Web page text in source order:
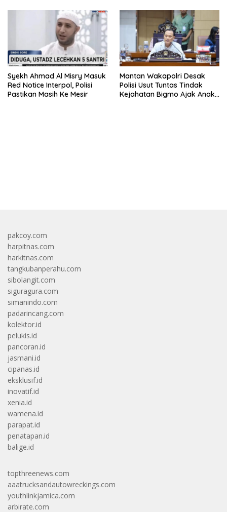
Syekh Ahmad Al Misry Masuk
Red Notice Interpol, Polisi
Pastikan Masih Ke Mesir
Mantan Wakapolri Desak
Polisi Usut Tuntas Tindak
Kejahatan Bigmo Ajak Anak
pakcoy.com
harpitnas.com
harkitnas.com
tangkubanperahu.com
sibolangit.com
siguragura.com
simanindo.com
padarincang.com
kolektor.id
pelukis.id
pancoran.id
jasmani.id
cipanas.id
eksklusif.id
inovatif.id
xenia.id
wamena.id
parapat.id
penatapan.id
balige.id
topthreenews.com
aaatrucksandautowreckings.com
youthlinkjamica.com
arbirate.com